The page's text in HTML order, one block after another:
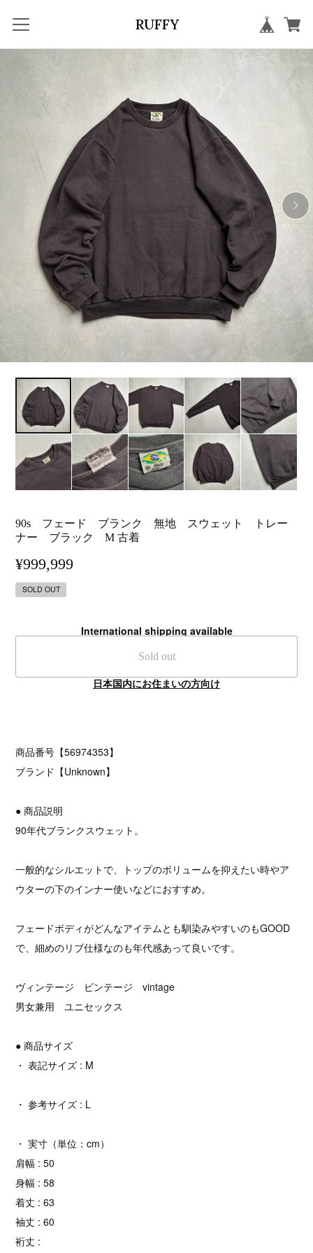
RUFFY
90s フェード ブランク 無地 スウェット トレー
ナー ブラック M 古着
¥999,999
SOLD OUT
International shipping available
Sold out
日本国内にお住まいの方向け
商品番号【56974353】
ブランド【Unknown】
● 商品説明
90年代ブランクスウェット。
一般的なシルエットで、トップのボリュームを抑えたい時やア
ウターの下のインナー使いなどにおすすめ。
フェードボディがどんなアイテムとも馴染みやすいのもGOOD
で、細めのリブ仕様なのも年代感あって良いです。
ヴィンテージ ビンテージ vintage
男女兼用 ユニセックス
● 商品サイズ
・ 表記サイズ : M
・ 参考サイズ : L
・ 実寸（単位：cm）
肩幅 : 50
身幅 : 58
着丈 : 63
袖丈 : 60
裄丈 :